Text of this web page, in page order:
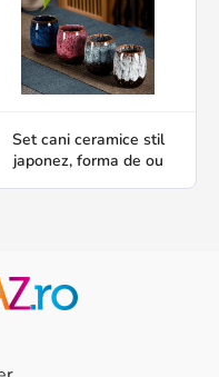
Set cani ceramice stil
japonez, forma de ou